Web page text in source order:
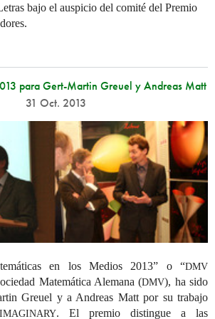
bajo el auspicio del comité del Premio
para Gert-Martin Greuel y Andreas Matt
31 Oct. 2013
en los Medios 2013” o “DMV
Matemática Alemana (DMV), ha sido
Greuel y a Andreas Matt por su trabajo
IMAGINARY. El premio distingue a las